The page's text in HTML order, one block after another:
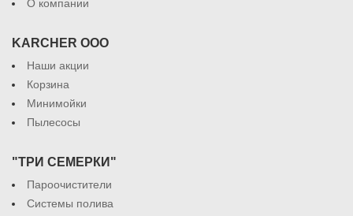
О компании
KARCHER ООО
Наши акции
Корзина
Минимойки
Пылесосы
"ТРИ СЕМЕРКИ"
Пароочистители
Системы полива